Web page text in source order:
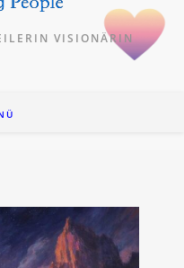
VISIONÄRIN